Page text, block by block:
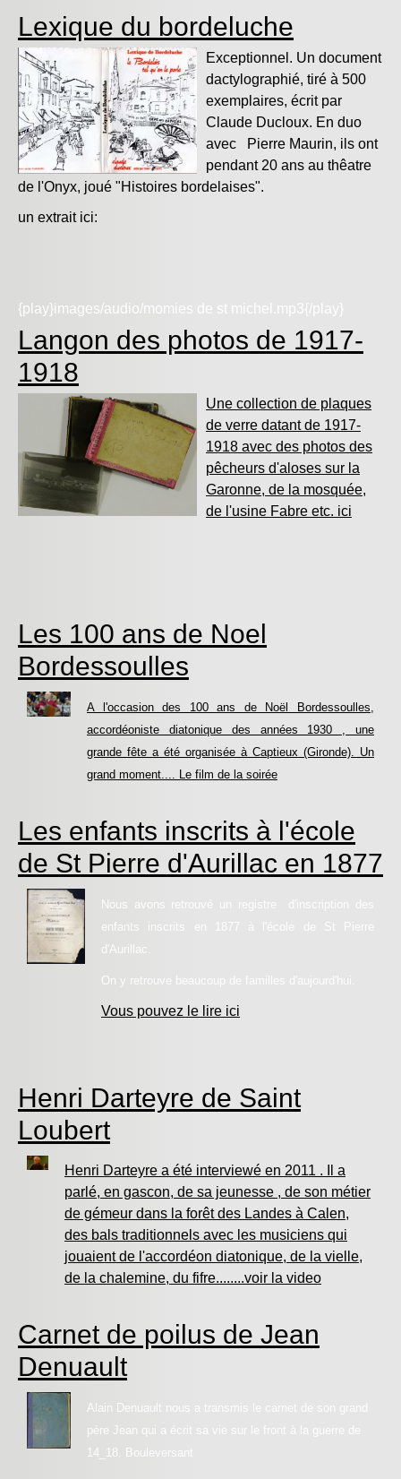
Lexique du bordeluche
Exceptionnel. Un document
dactylographié, tiré à 500
exemplaires, écrit par
Claude Ducloux. En duo
avec Pierre Maurin, ils ont
pendant 20 ans au thêatre
de l'Onyx, joué "Histoires bordelaises".
un extrait ici:
{play}images/audio/momies de st michel.mp3{/play}
Langon des photos de 1917-
1918
Une collection de plaques
de verre datant de 1917-
1918 avec des photos des
pêcheurs d'aloses sur la
Garonne, de la mosquée,
de l'usine Fabre etc. ici
Les 100 ans de Noel
Bordessoulles
A l'occasion des 100 ans de Noël Bordessoulles,
accordéoniste diatonique des années 1930 , une
grande fête a été organisée à Captieux (Gironde). Un
grand moment.... Le film de la soirée
Les enfants inscrits à l'école
de St Pierre d'Aurillac en 1877
Nous avons retrouvé un registre d'inscription des
enfants inscrits en 1877 à l'école de St Pierre
d'Aurillac.
On y retrouve beaucoup de familles d'aujourd'hui.
Vous pouvez le lire ici
Henri Darteyre de Saint
Loubert
Henri Darteyre a été interviewé en 2011 . Il a
parlé, en gascon, de sa jeunesse , de son métier
de gémeur dans la forêt des Landes à Calen,
des bals traditionnels avec les musiciens qui
jouaient de l'accordéon diatonique, de la vielle,
de la chalemine, du fifre........voir la video
Carnet de poilus de Jean
Denuault
Alain Denuault nous a transmis le carnet de son grand
père Jean qui a écrit sa vie sur le front à la guerre de
14_18. Bouleversant